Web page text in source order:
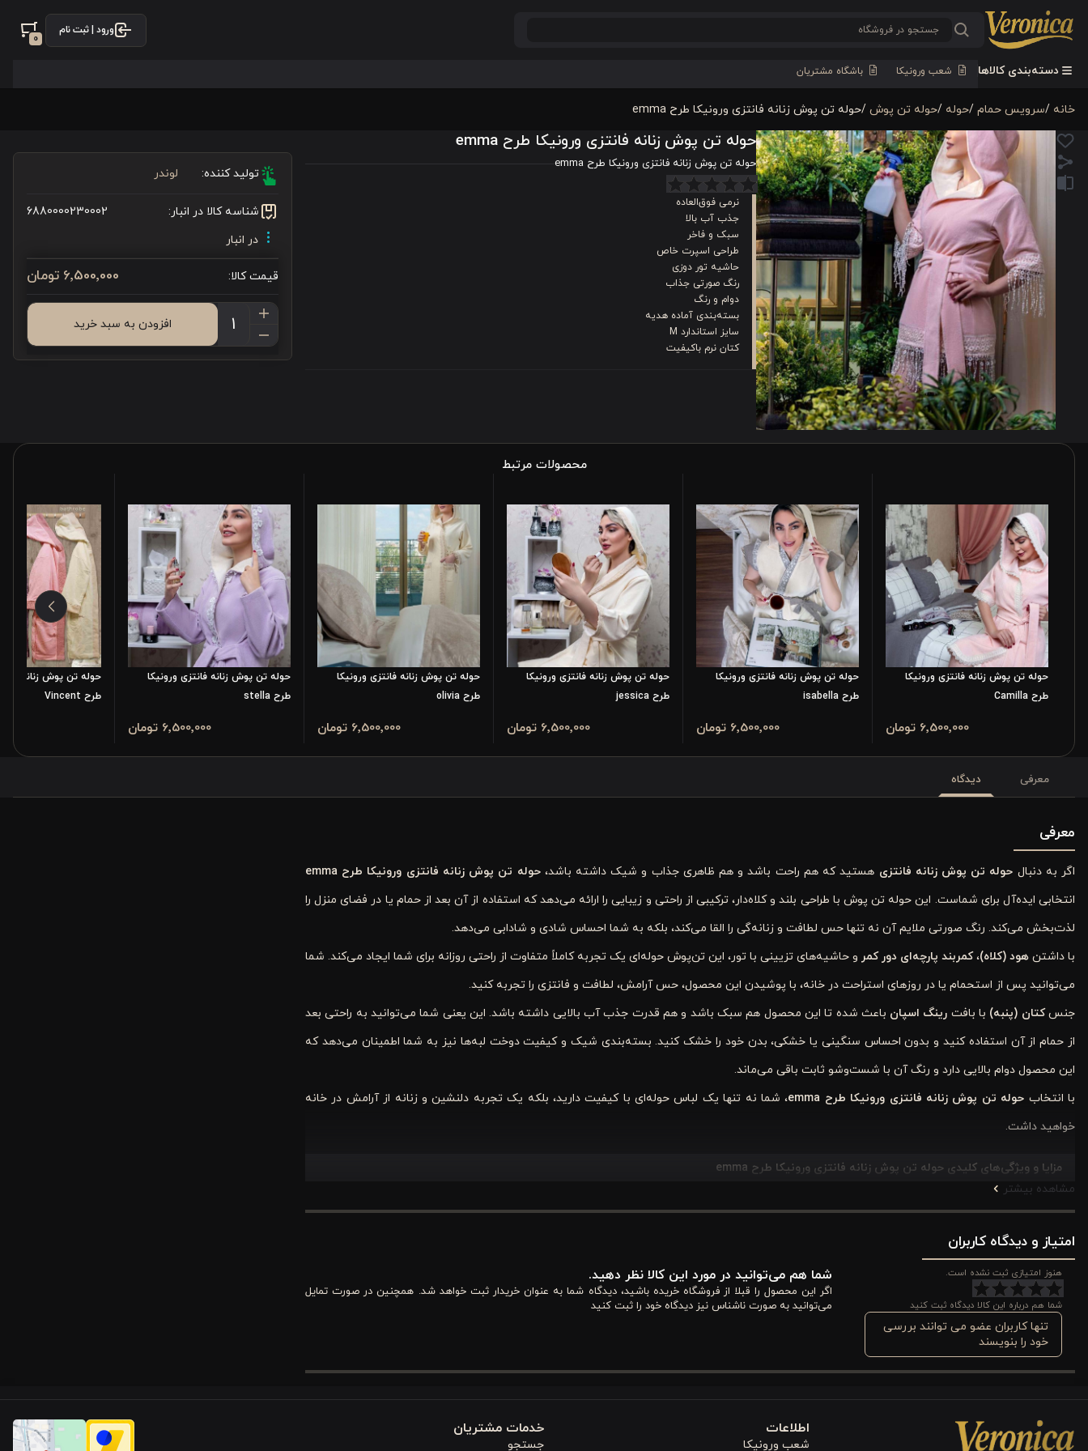
ورود | ثبت نام
0
دسته‌بندی کالاها شعب ورونیکا باشگاه مشتریان
خانه /سرویس حمام /حوله /حوله تن پوش /حوله تن پوش زنانه فانتزی ورونیکا طرح emma
حوله تن پوش زنانه فانتزی ورونیکا طرح emma
حوله تن پوش زنانه فانتزی ورونیکا طرح emma
نرمی فوق‌العاده
جذب آب بالا
سبک و فاخر
طراحی اسپرت خاص
حاشیه تور دوزی
رنگ صورتی جذاب
دوام و رنگ
بسته‌بندی آماده هدیه
سایز استاندارد M
کتان نرم باکیفیت
تولید کننده: لوندر
شناسه کالا در انبار:
6880000230002
در انبار
قیمت کالا: 6٬500٬000 تومان
افزودن به سبد خرید
محصولات مرتبط
حوله تن پوش زنانه فانتزی ورونیکا
طرح Camilla
6٬500٬000 تومان
حوله تن پوش زنانه فانتزی ورونیکا
طرح isabella
6٬500٬000 تومان
حوله تن پوش زنانه فانتزی ورونیکا
طرح jessica
6٬500٬000 تومان
حوله تن پوش زنانه فانتزی ورونیکا
طرح olivia
6٬500٬000 تومان
حوله تن پوش زنانه فانتزی ورونیکا
طرح stella
6٬500٬000 تومان
حوله تن پوش زنانه
طرح Vincent
معرفی دیدگاه
معرفی
اگر به دنبال حوله تن پوش زنانه فانتزی هستید که هم راحت باشد و هم ظاهری جذاب و شیک داشته باشد،حوله تن پوش زنانه فانتزی ورونیکا طرح emma
انتخابی ایده‌آل برای شماست. این حوله تن‌ پوش با طراحی بلند و کلاه‌دار، ترکیبی از راحتی و زیبایی را ارائه می‌دهد که استفاده از آن بعد از حمام یا در فضای منزل را
لذت‌بخش می‌کند. رنگ صورتی ملایم آن نه تنها حس لطافت و زنانه‌گی را القا می‌کند، بلکه به شما احساس شادی و شادابی می‌دهد.
با داشتن هود (کلاه)،کمربند پارچه‌ای دور کمر و حاشیه‌های تزیینی با تور، این تن‌پوش حوله‌ای یک تجربه کاملاً متفاوت از راحتی روزانه برای شما ایجاد می‌کند. شما
می‌توانید پس از استحمام یا در روزهای استراحت در خانه، با پوشیدن این محصول، حس آرامش، لطافت و فانتزی را تجربه کنید.
جنسکتان (پنبه) با بافت رینگ اسپان باعث شده تا این محصول هم سبک باشد و هم قدرت جذب آب بالایی داشته باشد. این یعنی شما می‌توانید به راحتی بعد
از حمام از آن استفاده کنید و بدون احساس سنگینی یا خشکی، بدن خود را خشک کنید. بسته‌بندی شیک و کیفیت دوخت لبه‌ها نیز به شما اطمینان می‌دهد که
این محصول دوام بالایی دارد و رنگ آن با شست‌وشو ثابت باقی می‌ماند.
با انتخاب حوله تن پوش زنانه فانتزی ورونیکا طرح emma
، شما نه تنها یک لباس حوله‌ای با کیفیت دارید، بلکه یک تجربه دلنشین و زنانه از آرامش در خانه
خواهید داشت.
مزایا و ویژگی‌های کلیدی حوله تن پوش زنانه فانتزی ورونیکا طرح emma
حوله تن پوش زنانه فانتزی ورونیکا طرح emma ترکیبی از راحتی، کیفیت بالا و طراحی فانتزی است. اینسرویس حمامبا توجه به جنس، رنگ و جزئیات طراحی،
هوشمندانه یاری می‌کند.
۱. رنگ صورتی ملایم و زنانه
رنگ غالب این حوله تن‌پوش،
است که حس لطافت، آرامش و شادابی را به شما منتقل می‌کند. این رنگ نه تنها مناسب استفاده روزمره است، بلکه
مشاهده بیشتر
امتیاز و دیدگاه کاربران
هنوز امتیازی ثبت نشده است.
شما هم درباره این کالا دیدگاه ثبت کنید
تنها کاربران عضو می توانند بررسی
خود را بنویسند
شما هم می‌توانید در مورد این کالا نظر دهید.
اگر این محصول را قبلا از فروشگاه خریده باشید، دیدگاه شما به عنوان خریدار ثبت خواهد شد. همچنین در صورت تمایل
می‌توانید به صورت ناشناس نیز دیدگاه خود را ثبت کنید
اطلاعات
شعب ورونیکا
خدمات مشتریان
جستجو